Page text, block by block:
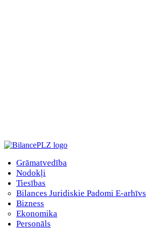
Grāmatvedība
Nodokļi
Tiesības
Bilances Juridiskie Padomi E-arhīvs
Bizness
Ekonomika
Personāls